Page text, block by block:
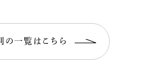
の一覧はこちら